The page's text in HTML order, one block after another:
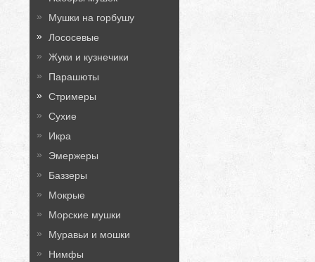
Мушки на горбушу
Лососевые
Жуки и кузнечики
Парашюты
Стримеры
Сухие
Икра
Эмержеры
Баззеры
Мокрые
Морские мушки
Муравьи и мошки
Нимфы